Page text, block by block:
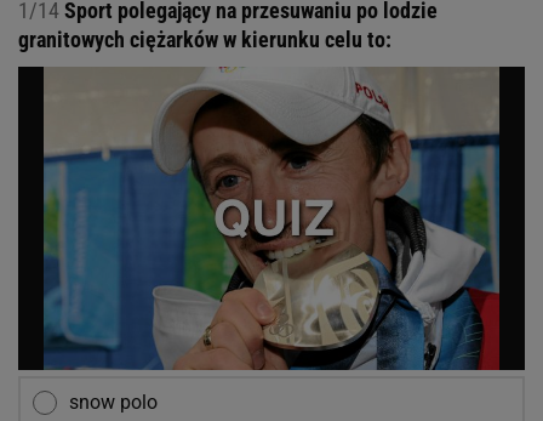
1/14Sport polegający na przesuwaniu po lodzie
granitowych ciężarków w kierunku celu to:
snow polo